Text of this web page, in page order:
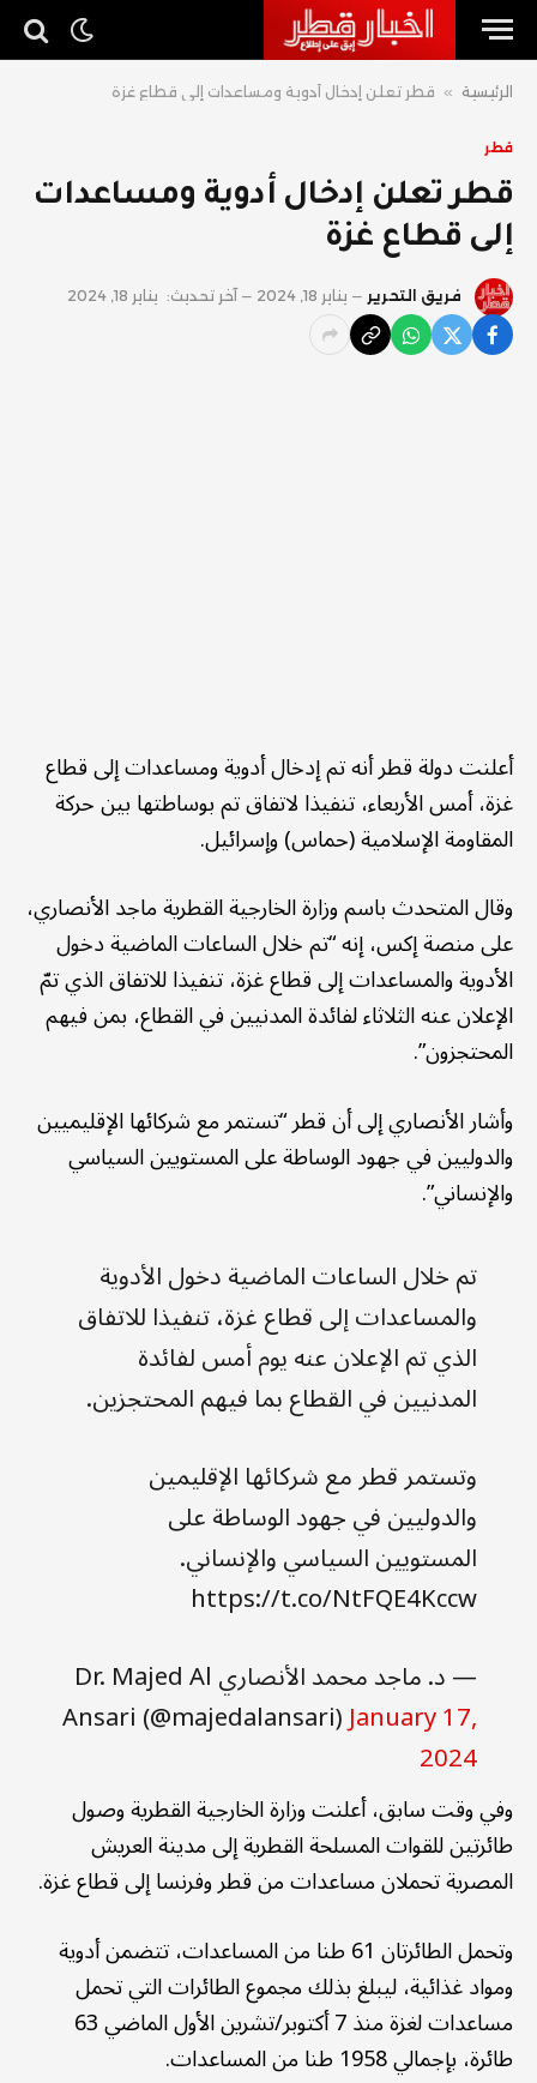
الرئيسية » قطر تعلن إدخال أدوية ومساعدات إلى قطاع غزة
قطر
قطر تعلن إدخال أدوية ومساعدات
إلى قطاع غزة
فريق التحرير يناير 18, 2024 آخر تحديث: يناير 18, 2024
أعلنت دولة قطر أنه تم إدخال أدوية ومساعدات إلى قطاع
غزة، أمس الأربعاء، تنفيذا لاتفاق تم بوساطتها بين حركة
المقاومة الإسلامية (حماس) وإسرائيل.
وقال المتحدث باسم وزارة الخارجية القطرية ماجد الأنصاري،
على منصة إكس، إنه “تم خلال الساعات الماضية دخول
الأدوية والمساعدات إلى قطاع غزة، تنفيذا للاتفاق الذي تمّ
الإعلان عنه الثلاثاء لفائدة المدنيين في القطاع، بمن فيهم
المحتجزون”.
وأشار الأنصاري إلى أن قطر “تستمر مع شركائها الإقليميين
والدوليين في جهود الوساطة على المستويين السياسي
والإنساني”.
تم خلال الساعات الماضية دخول الأدوية
والمساعدات إلى قطاع غزة، تنفيذا للاتفاق
الذي تم الإعلان عنه يوم أمس لفائدة
المدنيين في القطاع بما فيهم المحتجزين.
وتستمر قطر مع شركائها الإقليمين
والدوليين في جهود الوساطة على
المستويين السياسي والإنساني.
https://t.co/NtFQE4Kccw
— د. ماجد محمد الأنصاري Dr. Majed Al
Ansari (@majedalansari)January 17,
2024
وفي وقت سابق، أعلنت وزارة الخارجية القطرية وصول
طائرتين للقوات المسلحة القطرية إلى مدينة العريش
المصرية تحملان مساعدات من قطر وفرنسا إلى قطاع غزة.
وتحمل الطائرتان 61 طنا من المساعدات، تتضمن أدوية
ومواد غذائية، ليبلغ بذلك مجموع الطائرات التي تحمل
مساعدات لغزة منذ 7 أكتوبر/تشرين الأول الماضي 63
طائرة، بإجمالي 1958 طنا من المساعدات.